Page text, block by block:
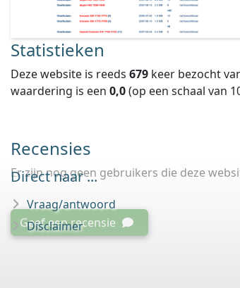
Statistieken
Deze website is reeds 679 keer bezocht
waardering is een 0,0(op een schaal van
Recensies
Er zijn nog geen gebruikers die deze
Geef een recensie
Direct naar ...
Vraag/antwoord
Disclaimer